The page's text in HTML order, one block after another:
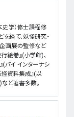
史学）修士課程修
経て、妖怪研究・
画展の監修など
絵巻』(小学館)、
(パイ インターナシ
怪資料集成』(以
ど著書多数。